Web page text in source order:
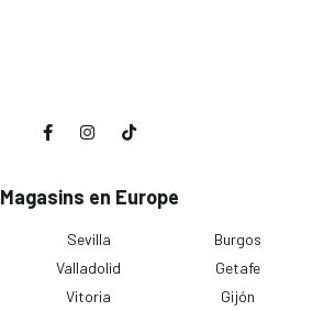
Magasins en Europe
Sevilla
Valladolid
Vitoria
Burgos
Getafe
Gijón